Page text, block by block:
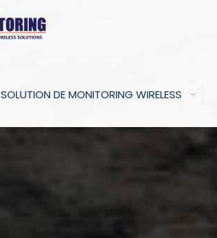
SOLUTION DE MONITORING WIRELESS